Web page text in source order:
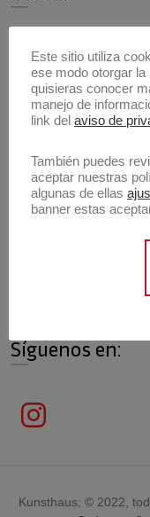
Artistas
Información
Síguenos en:
Kunsthaus; © 2022,
Este sitio utiliza
ese modo otorgar
quisieras conocer
manejo de
link del aviso de
También puedes
aceptar nuestras
algunas de ellas
banner estas